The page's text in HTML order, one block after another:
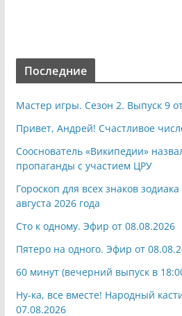
Последние
Мастер игры. Сезон 2. Выпуск 9
Привет, Андрей! Счастливое
Сооснователь «Википедии»
пропаганды с участием ЦРУ
Гороскоп для всех знаков
августа 2026 года
Сто к одному. Эфир от 08.08.2026
Пятеро на одного. Эфир от
60 минут (вечерний выпуск в
Ну-ка, все вместе! Народный
07.08.2026